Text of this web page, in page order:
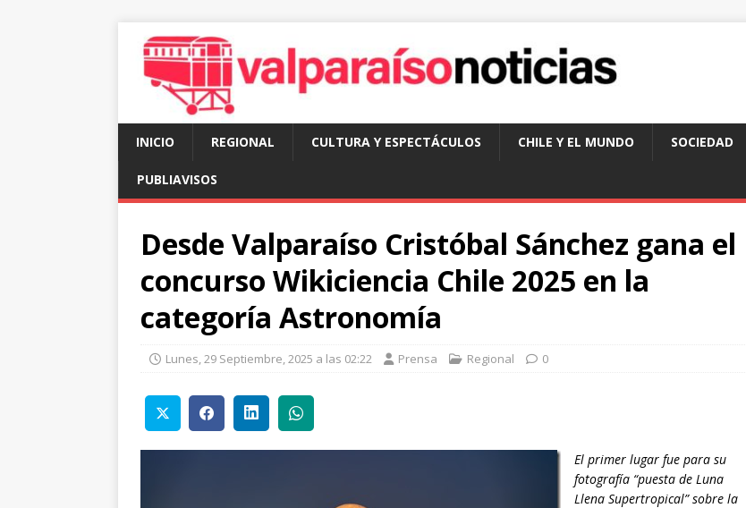
INICIO REGIONAL CULTURA Y ESPECTÁCULOS CHILE Y EL MUNDO SOCIEDAD
PUBLIAVISOS
Desde Valparaíso Cristóbal Sánchez gana el
concurso Wikiciencia Chile 2025 en la
categoría Astronomía
Lunes, 29 Septiembre, 2025 a las 02:22 Prensa Regional 0
El primer lugar fue para su
fotografía “puesta de Luna
Llena Supertropical” sobre la